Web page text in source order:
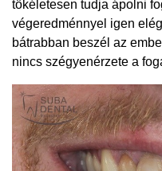
tökéletesen tudja ápolni
végeredménnyel igen
bátrabban beszél az
nincs szégyenérzete a